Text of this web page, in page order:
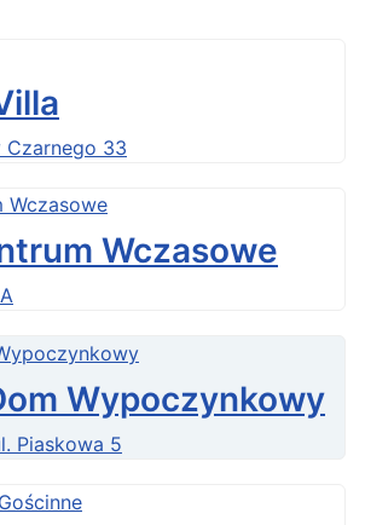
Czarnego 33
Wczasowe
Wypoczynkowy
Piaskowa 5